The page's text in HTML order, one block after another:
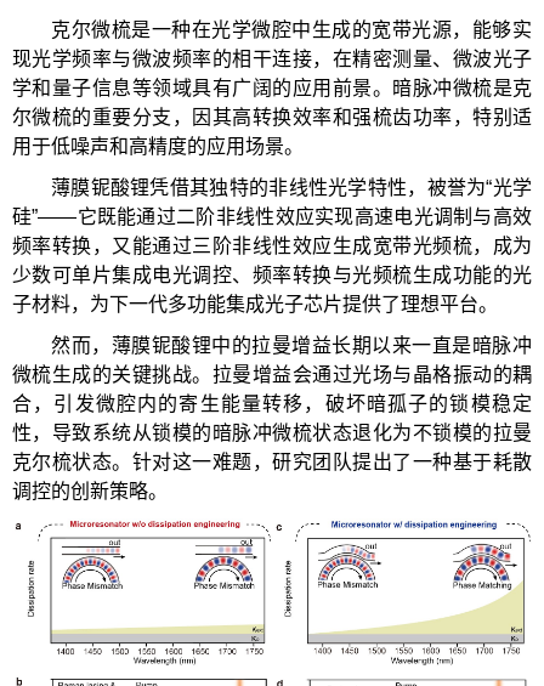
克尔微梳是一种在光学微腔中生成的宽带光源，能够实
现光学频率与微波频率的相干连接，在精密测量、微波光子
学和量子信息等领域具有广阔的应用前景。暗脉冲微梳是克
尔微梳的重要分支，因其高转换效率和强梳齿功率，特别适
用于低噪声和高精度的应用场景。
薄膜铌酸锂凭借其独特的非线性光学特性，被誉为“光学
硅”——它既能通过二阶非线性效应实现高速电光调制与高效
频率转换，又能通过三阶非线性效应生成宽带光频梳，成为
少数可单片集成电光调控、频率转换与光频梳生成功能的光
子材料，为下一代多功能集成光子芯片提供了理想平台。
然而，薄膜铌酸锂中的拉曼增益长期以来一直是暗脉冲
微梳生成的关键挑战。拉曼增益会通过光场与晶格振动的耦
合，引发微腔内的寄生能量转移，破坏暗孤子的锁模稳定
性，导致系统从锁模的暗脉冲微梳状态退化为不锁模的拉曼
克尔梳状态。针对这一难题，研究团队提出了一种基于耗散
调控的创新策略。